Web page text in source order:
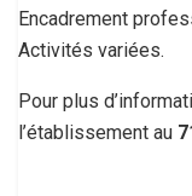
Encadrement
Activités variées.
Pour plus
l’établissement au